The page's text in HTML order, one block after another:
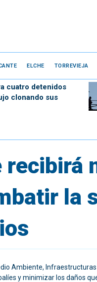
ELCHE TORREVIEJA
cuatro detenidos
clonando sus
la
Ambiente,
y minimizar los daños